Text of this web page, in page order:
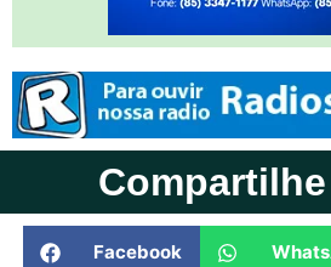
Compartilhe
Facebook